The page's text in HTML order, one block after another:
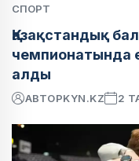
СПОРТ
Қазақстандық
чемпионатында
алды
АВТОРKYN.KZ 2